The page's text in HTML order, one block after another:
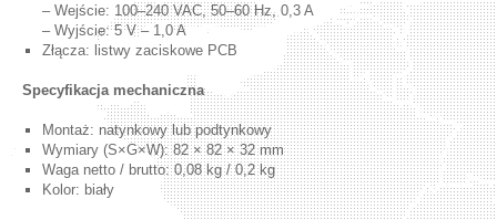
– Wejście: 100–240 VAC, 50–60 Hz, 0,3 A
– Wyjście: 5 V – 1,0 A
Złącza: listwy zaciskowe PCB
Specyfikacja mechaniczna
Montaż: natynkowy lub podtynkowy
Wymiary (S×G×W): 82 × 82 × 32 mm
Waga netto / brutto: 0,08 kg / 0,2 kg
Kolor: biały